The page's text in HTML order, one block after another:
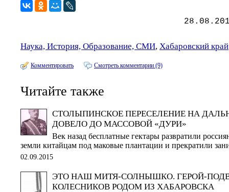
Наука, История, Образование, СМИ, Хабаровский край
Комментировать Смотреть комментарии (9)
Читайте также
СТОЛЫПИНСКОЕ ПЕРЕСЕЛЕНИЕ НА
ДОВЕЛО ДО МАССОВОЙ «ДУРИ»
Век назад бесплатные гектары развратили
земли китайцам под маковые плантации и прекратили
02.09.2015
ЭТО НАШ МИТЯ-СОЛНЫШКО. ГЕРОЙ-
КОЛЕСНИКОВ РОДОМ ИЗ ХАБАРОВСКА